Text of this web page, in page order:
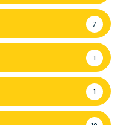
7
1
1